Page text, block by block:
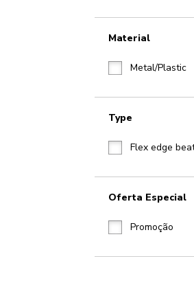
Material
Metal/Plastic
Type
Flex edge
Oferta Especial
Promoção